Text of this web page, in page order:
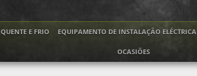
QUENTE E FRIO EQUIPAMENTO DE INSTALAÇÃO ELÉCTRICA
OCASIÕES